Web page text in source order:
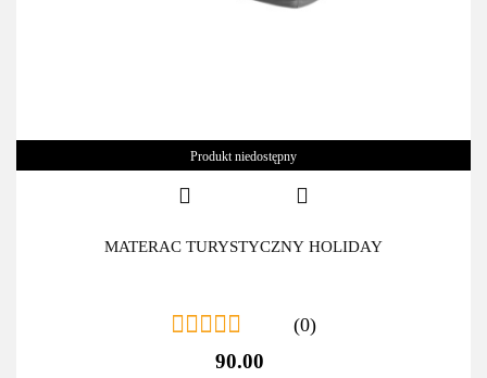
Produkt niedostępny
MATERAC TURYSTYCZNY HOLIDAY
(0)
90.00